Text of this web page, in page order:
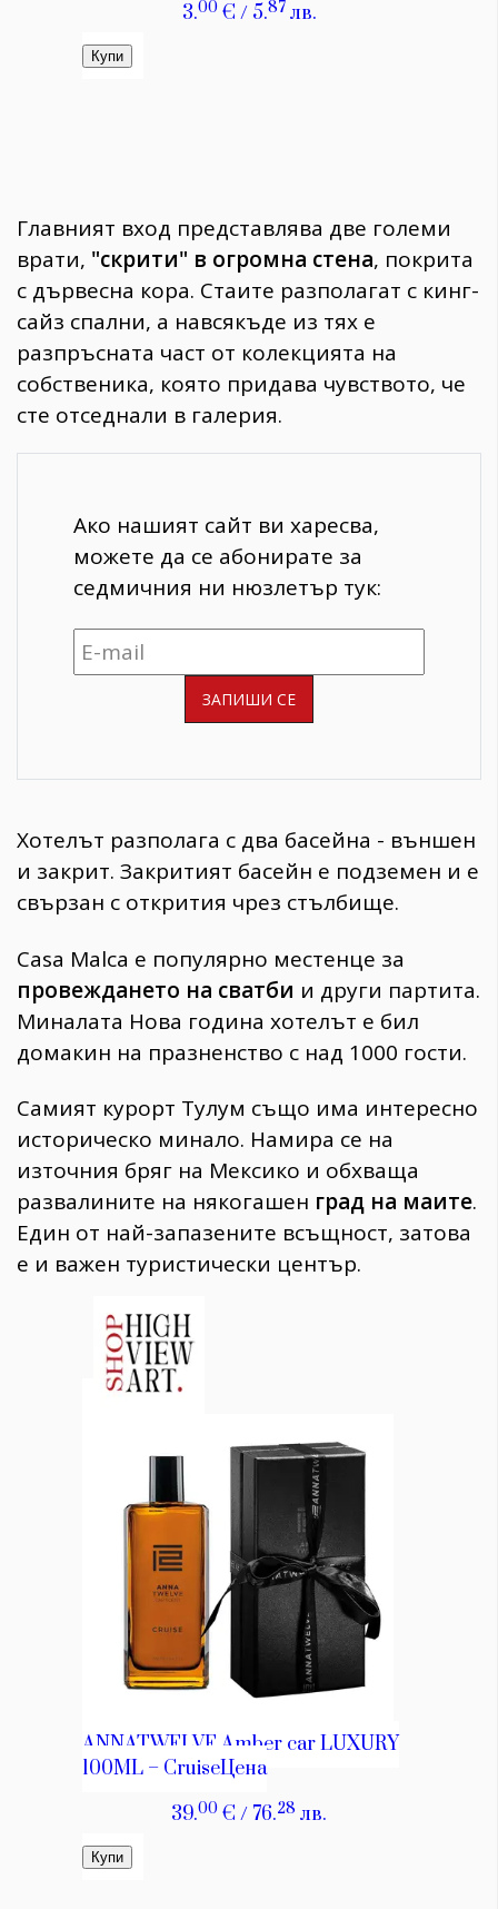
Главният вход представлява две големи
врати, "скрити" в огромна стена, покрита
с дървесна кора. Стаите разполагат с кинг-
сайз спални, а навсякъде из тях е
разпръсната част от колекцията на
собственика, която придава чувството, че
сте отседнали в галерия.
Ако нашият сайт ви харесва,
можете да се абонирате за
седмичния ни нюзлетър тук:
Хотелът разполага с два басейна - външен
и закрит. Закритият басейн е подземен и е
свързан с открития чрез стълбище.
Casa Malca е популярно местенце за
провеждането на сватби и други партита.
Миналата Нова година хотелът е бил
домакин на празненство с над 1000 гости.
Самият курорт Тулум също има интересно
историческо минало. Намира се на
източния бряг на Мексико и обхваща
развалините на някогашен град на маите.
Един от най-запазените всъщност, затова
е и важен туристически център.